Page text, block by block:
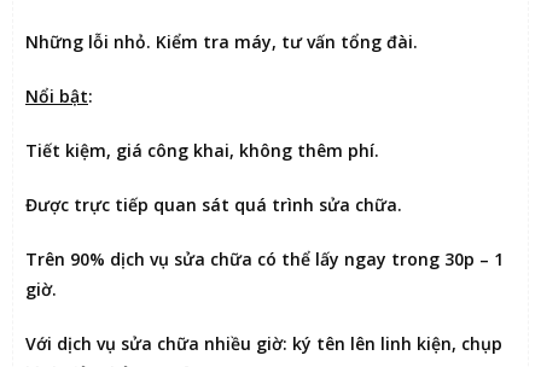
Những lỗi nhỏ. Kiểm tra máy, tư vấn tổng đài.
Nổi bật:
Tiết kiệm, giá công khai, không thêm phí.
Được trực tiếp quan sát quá trình sửa chữa.
Trên 90% dịch vụ sửa chữa có thể lấy ngay trong 30p – 1
giờ.
Với dịch vụ sửa chữa nhiều giờ: ký tên lên linh kiện, chụp